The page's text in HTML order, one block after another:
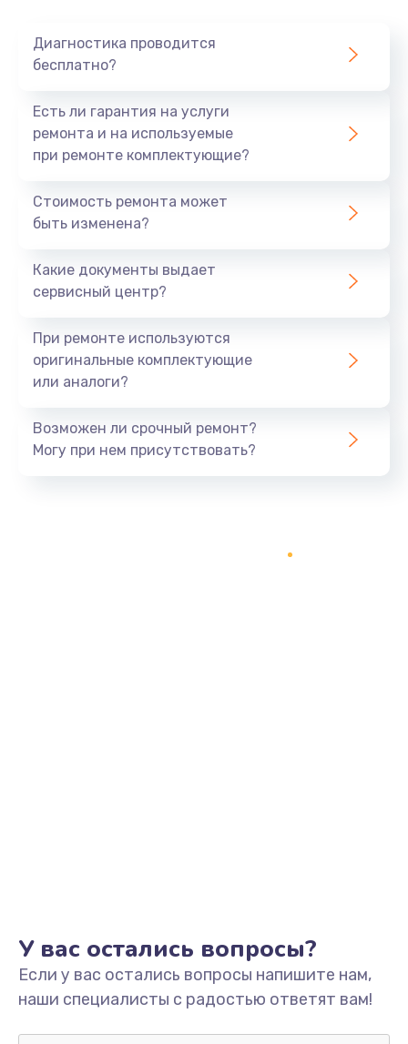
Диагностика проводится
бесплатно?
Есть ли гарантия на услуги
ремонта и на используемые
при ремонте комплектующие?
Стоимость ремонта может
быть изменена?
Какие документы выдает
сервисный центр?
При ремонте используются
оригинальные комплектующие
или аналоги?
Возможен ли срочный ремонт?
Могу при нем присутствовать?
У вас остались вопросы?
Если у вас остались вопросы напишите нам,
наши специалисты с радостью ответят вам!